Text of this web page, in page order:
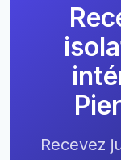
Recevez